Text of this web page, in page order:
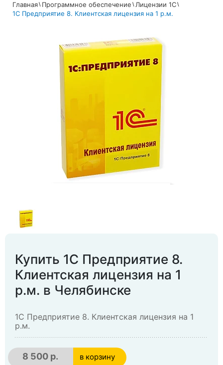
Главная Программное обеспечение Лицензии 1С
1С Предприятие 8. Клиентская лицензия на 1 р.м.
Купить 1С Предприятие 8.
Клиентская лицензия на 1
р.м. в Челябинске
1С Предприятие 8. Клиентская лицензия на 1
р.м.
8 500 р. в корзину